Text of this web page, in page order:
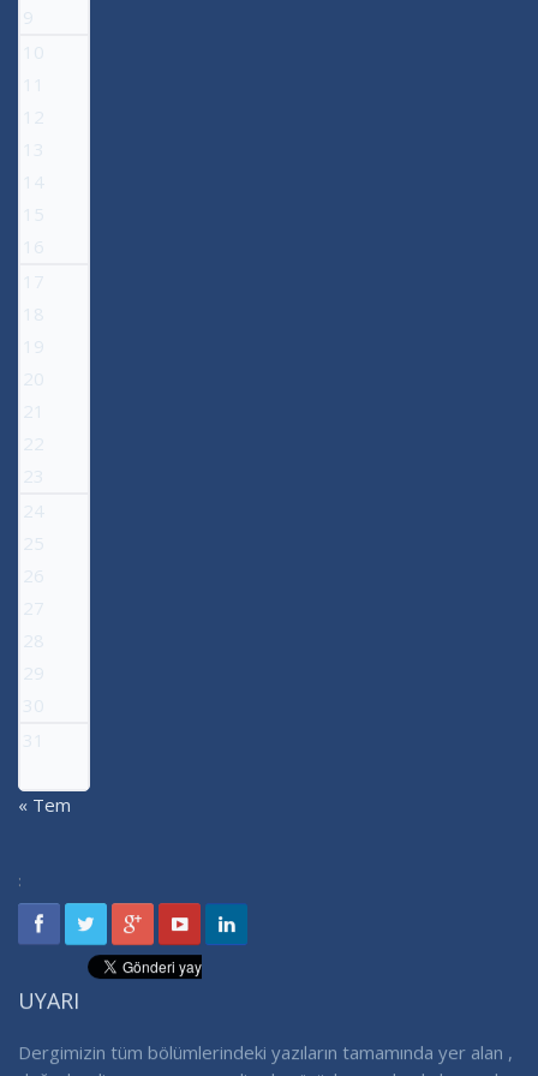
9
10
11
12
13
14
15
16
17
18
19
20
21
22
23
24
25
26
27
28
29
30
31
« Tem
:
UYARI
Dergimizin tüm bölümlerindeki yazıların tamamında yer alan ,